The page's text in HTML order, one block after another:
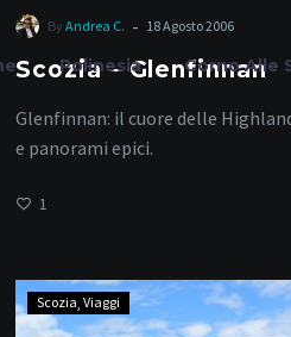
Polinesia Corno Alle
By Andrea C. - 18 Agosto 2006
Scozia – Glenfinnan
Glenfinnan: il cuore delle
e panorami epici.
1
Scozia
–
Scozia Viaggi